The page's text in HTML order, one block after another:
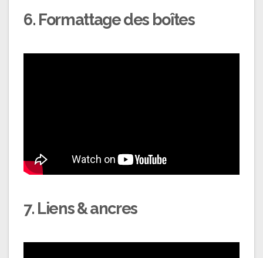
6. Formattage des boîtes
7. Liens & ancres